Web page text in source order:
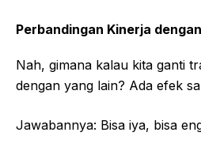
Perbandingan Kinerja
Nah, gimana kalau kita ganti
dengan yang lain? Ada efek
Jawabannya: Bisa iya, bisa